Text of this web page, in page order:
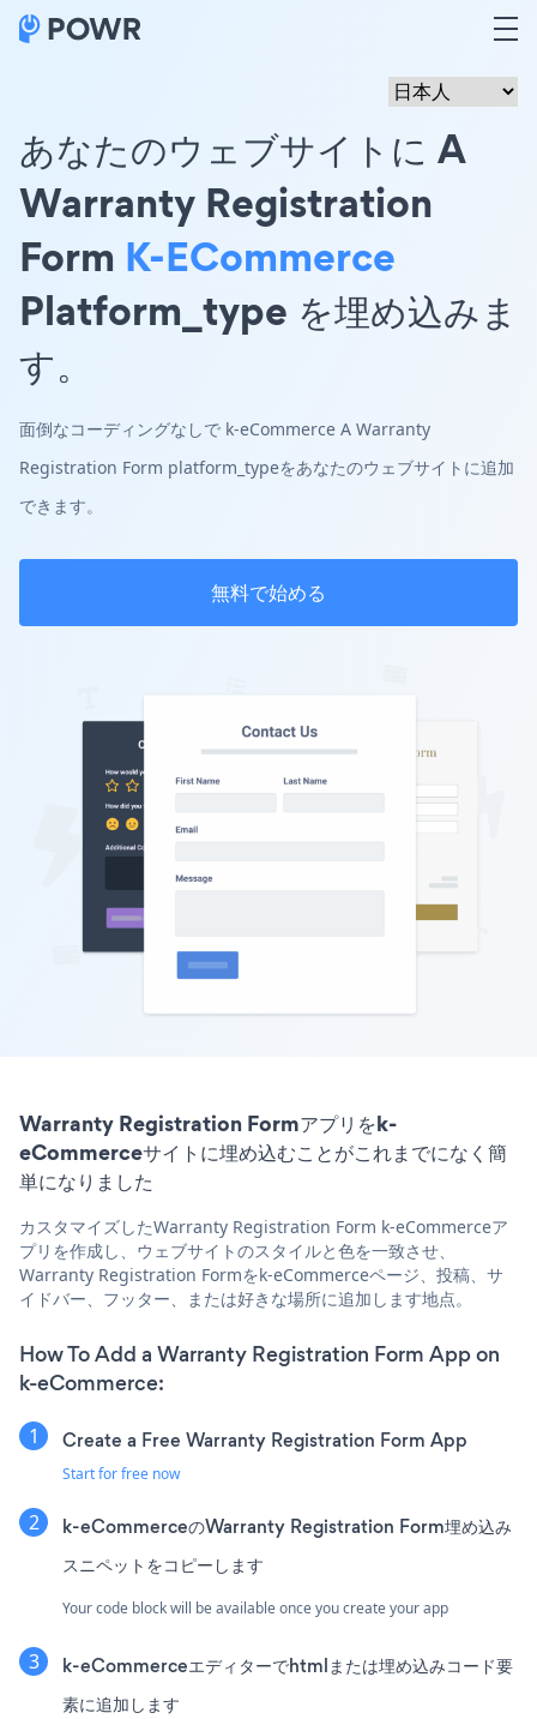
あなたのウェブサイトに A
Warranty Registration
Form K-ECommerce
Platform_type を埋め込みま
す。
面倒なコーディングなしで k-eCommerce A Warranty
Registration Form platform_typeをあなたのウェブサイトに追加
できます。
無料で始める
Warranty Registration Formアプリをk-
eCommerceサイトに埋め込むことがこれまでになく簡
単になりました
カスタマイズしたWarranty Registration Form k-eCommerceア
プリを作成し、ウェブサイトのスタイルと色を一致させ、
Warranty Registration Formをk-eCommerceページ、投稿、サ
イドバー、フッター、または好きな場所に追加します地点。
How To Add a Warranty Registration Form App on
k-eCommerce:
Create a Free Warranty Registration Form App
Start for free now
k-eCommerceのWarranty Registration Form埋め込み
スニペットをコピーします
Your code block will be available once you create your app
k-eCommerceエディターでhtmlまたは埋め込みコード要
素に追加します